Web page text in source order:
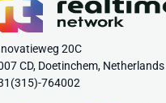
20C
CD, Doetinchem, Netherlands
764002